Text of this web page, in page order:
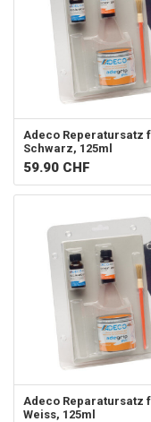
Adeco Reperatursatz
Schwarz, 125ml
59.90 CHF
Adeco Reparatursatz
Weiss, 125ml